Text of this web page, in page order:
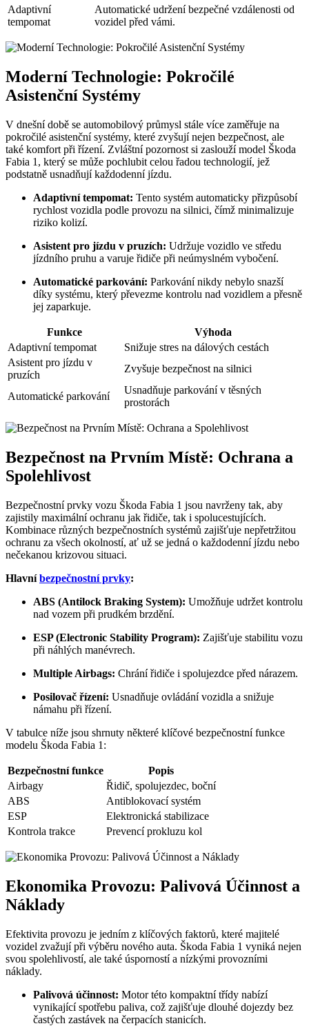
Adaptivní
tempomat
Automatické udržení bezpečné vzdálenosti od
vozidel před vámi.
Moderní Technologie: Pokročilé
Asistenční Systémy
V dnešní době se automobilový průmysl stále více zaměřuje na
pokročilé asistenční systémy, které zvyšují nejen bezpečnost, ale
také komfort při řízení. Zvláštní pozornost si zaslouží model Škoda
Fabia 1, který se může pochlubit celou řadou technologií, jež
podstatně usnadňují každodenní jízdu.
Adaptivní tempomat: Tento systém automaticky přizpůsobí
rychlost vozidla podle provozu na silnici, čímž minimalizuje
riziko kolizí.
Asistent pro jízdu v pruzích: Udržuje vozidlo ve středu
jízdního pruhu a varuje řidiče při neúmyslném vybočení.
Automatické parkování: Parkování nikdy nebylo snazší
díky systému, který převezme kontrolu nad vozidlem a přesně
jej zaparkuje.
Funkce
Výhoda
Adaptivní tempomat
Snižuje stres na dálových cestách
Asistent pro jízdu v
pruzích
Zvyšuje bezpečnost na silnici
Automatické parkování
Usnadňuje parkování v těsných
prostorách
Bezpečnost na Prvním Místě: Ochrana a
Spolehlivost
Bezpečnostní prvky vozu Škoda Fabia 1 jsou navrženy tak, aby
zajistily maximální ochranu jak řidiče, tak i spolucestujících.
Kombinace různých bezpečnostních systémů zajišťuje nepřetržitou
ochranu za všech okolností, ať už se jedná o každodenní jízdu nebo
nečekanou krizovou situaci.
Hlavníbezpečnostní prvky:
ABS (Antilock Braking System): Umožňuje udržet kontrolu
nad vozem při prudkém brzdění.
ESP (Electronic Stability Program): Zajišťuje stabilitu vozu
při náhlých manévrech.
Multiple Airbags: Chrání řidiče i spolujezdce před nárazem.
Posilovač řízení: Usnadňuje ovládání vozidla a snižuje
námahu při řízení.
V tabulce níže jsou shrnuty některé klíčové bezpečnostní funkce
modelu Škoda Fabia 1:
Bezpečnostní funkce
Popis
Airbagy
Řidič, spolujezdec, boční
ABS
Antiblokovací systém
ESP
Elektronická stabilizace
Kontrola trakce
Prevencí prokluzu kol
Ekonomika Provozu: Palivová Účinnost a
Náklady
Efektivita provozu je jedním z klíčových faktorů, které majitelé
vozidel zvažují při výběru nového auta. Škoda Fabia 1 vyniká nejen
svou spolehlivostí, ale také úsporností a nízkými provozními
náklady.
Palivová účinnost: Motor této kompaktní třídy nabízí
vynikající spotřebu paliva, což zajišťuje dlouhé dojezdy bez
častých zastávek na čerpacích stanicích.